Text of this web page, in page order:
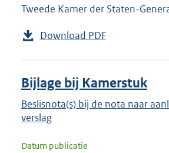
Tweede Kamer der Staten-
Download PDF
Bijlage bij Kamerstuk
Beslisnota(s) bij de nota naar
verslag
Datum publicatie